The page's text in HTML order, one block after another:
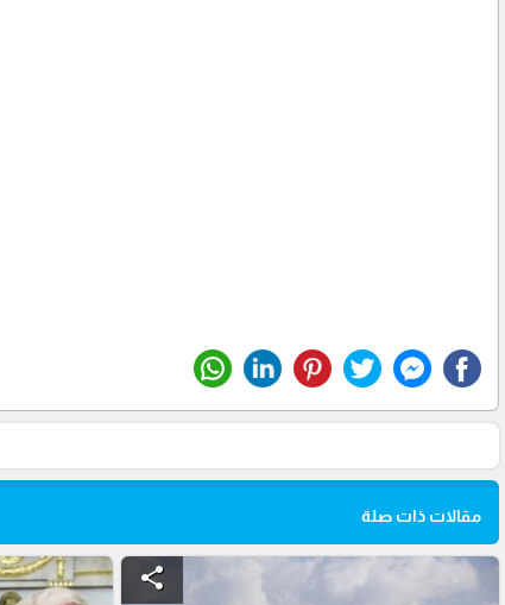
مقالات ذات صلة
share